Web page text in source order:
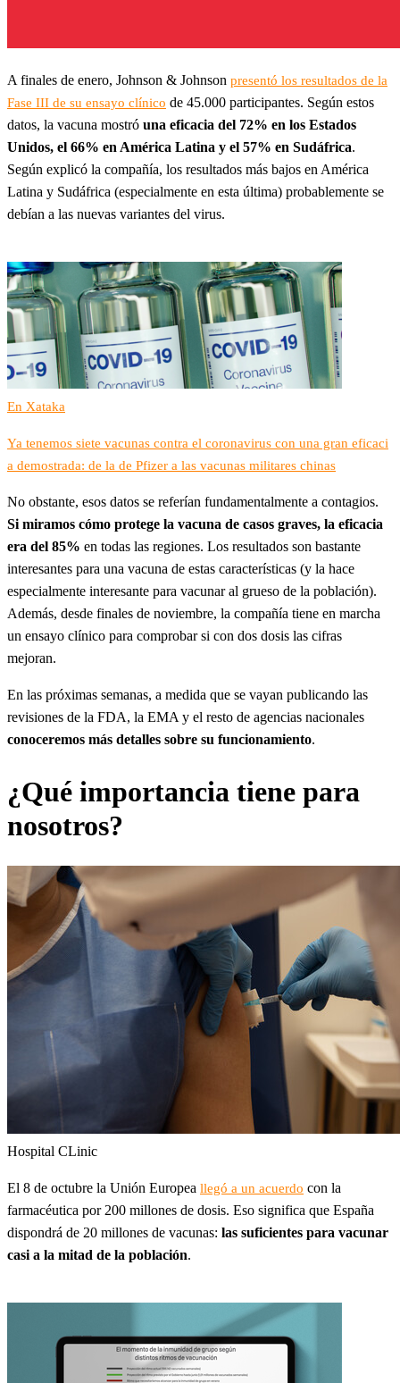
A finales de enero, Johnson & Johnson presentó los resultados de la
Fase III de su ensayo clínico de 45.000 participantes. Según estos
datos, la vacuna mostró una eficacia del 72% en los Estados
Unidos, el 66% en América Latina y el 57% en Sudáfrica.
Según explicó la compañía, los resultados más bajos en América
Latina y Sudáfrica (especialmente en esta última) probablemente se
debían a las nuevas variantes del virus.
En Xataka
Ya tenemos siete vacunas contra el coronavirus con una gran eficaci
a demostrada: de la de Pfizer a las vacunas militares chinas
No obstante, esos datos se referían fundamentalmente a contagios.
Si miramos cómo protege la vacuna de casos graves, la eficacia
era del 85% en todas las regiones. Los resultados son bastante
interesantes para una vacuna de estas características (y la hace
especialmente interesante para vacunar al grueso de la población).
Además, desde finales de noviembre, la compañía tiene en marcha
un ensayo clínico para comprobar si con dos dosis las cifras
mejoran.
En las próximas semanas, a medida que se vayan publicando las
revisiones de la FDA, la EMA y el resto de agencias nacionales
conoceremos más detalles sobre su funcionamiento.
¿Qué importancia tiene para
nosotros?
Hospital CLinic
El 8 de octubre la Unión Europea llegó a un acuerdo con la
farmacéutica por 200 millones de dosis. Eso significa que España
dispondrá de 20 millones de vacunas: las suficientes para vacunar
casi a la mitad de la población.